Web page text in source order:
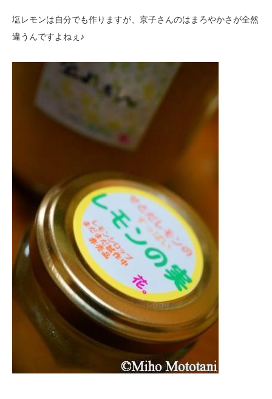
塩レモンは自分でも作りますが、京子さんのはまろやかさが全然
違うんですよねぇ♪